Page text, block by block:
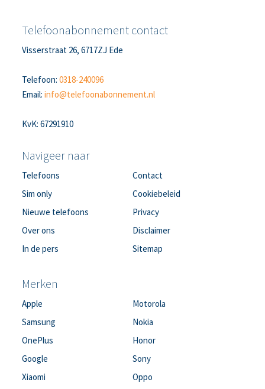
Telefoonabonnement contact
Visserstraat 26, 6717ZJ Ede
Telefoon:0318-240096
Email:info@telefoonabonnement.nl
KvK: 67291910
Navigeer naar
Telefoons
Sim only
Nieuwe telefoons
Over ons
In de pers
Contact
Cookiebeleid
Privacy
Disclaimer
Sitemap
Merken
Apple
Samsung
OnePlus
Google
Xiaomi
Motorola
Nokia
Honor
Sony
Oppo